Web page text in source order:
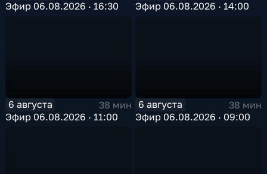
Эфир 06.08.2026 · 16:30
Эфир 06.08.2026 · 14:00
6 августа
38 мин
Эфир 06.08.2026 · 11:00
6 августа
38 мин
Эфир 06.08.2026 · 09:00